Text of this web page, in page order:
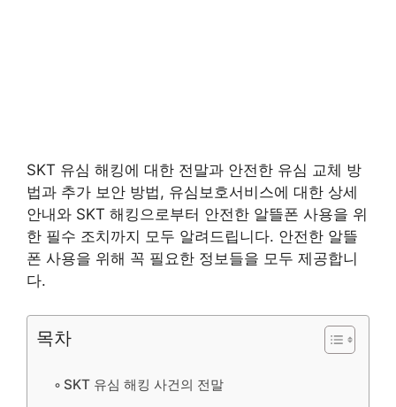
SKT 유심 해킹에 대한 전말과 안전한 유심 교체 방
법과 추가 보안 방법, 유심보호서비스에 대한 상세
안내와 SKT 해킹으로부터 안전한 알뜰폰 사용을 위
한 필수 조치까지 모두 알려드립니다. 안전한 알뜰
폰 사용을 위해 꼭 필요한 정보들을 모두 제공합니
다.
목차
SKT 유심 해킹 사건의 전말